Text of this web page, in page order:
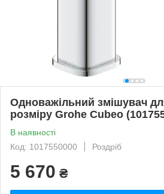
Одноважільний змішувач
розміру Grohe Cubeo
В наявності
Код: 1017550000
Роздріб
5 670 ₴